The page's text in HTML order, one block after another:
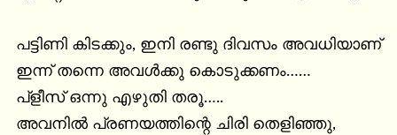
പട്ടിണി കിടക്കും, ഇനി രണ്ടു ദിവസം അവധിയാണ്
ഇന്ന് തന്നെ അവൾക്കു കൊടുക്കണം……
പ്ളീസ് ഒന്നു എഴുതി തരൂ…..
അവനിൽ പ്രണയത്തിന്റെ ചിരി തെളിഞ്ഞു,